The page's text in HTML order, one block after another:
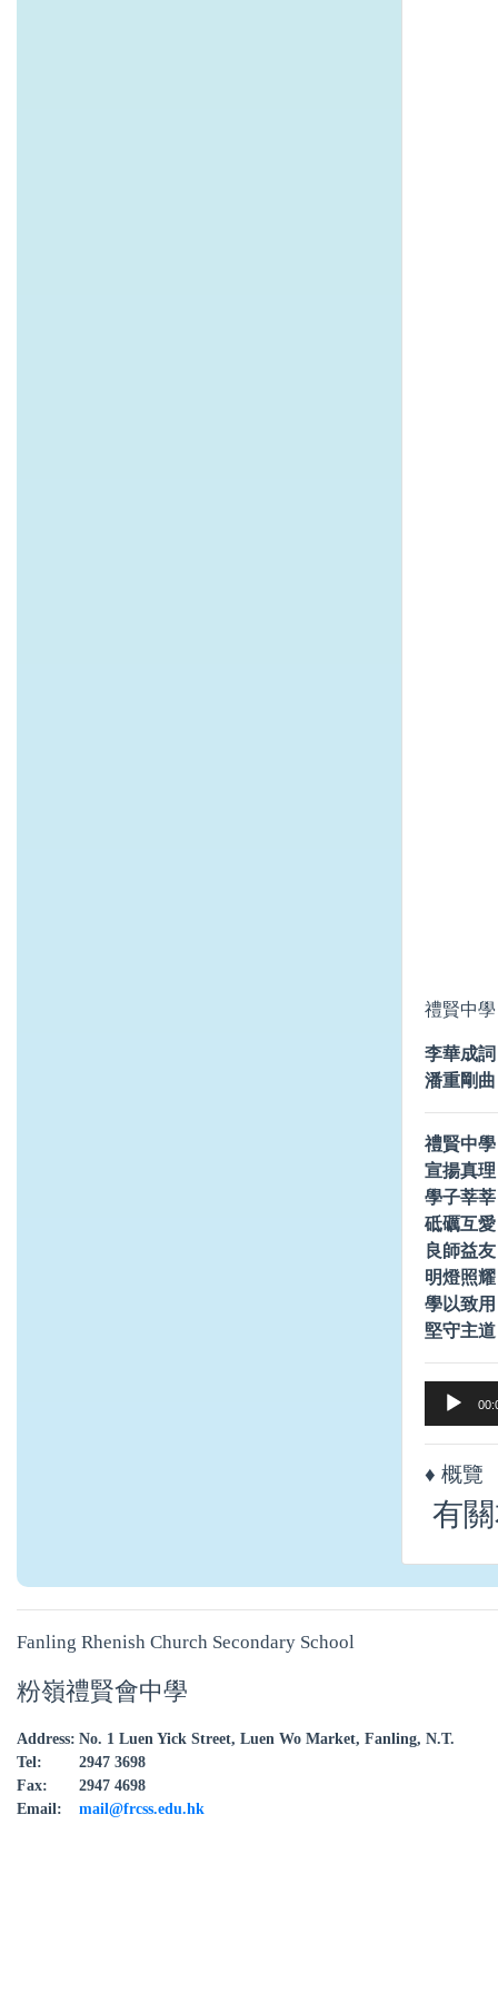
禮賢中
李華成詞
潘重剛曲
禮賢中
宣揚真
學子莘
砥礪互
良師益
明燈照
學以致
堅守主
Audio
♦ 概覽
有
Fanling Rhenish Church Secondary School
粉嶺禮賢會中學
Address: No. 1 Luen Yick Street, Luen Wo Market, Fanling, N.T.
Tel:
2947 3698
Fax:
2947 4698
Email:
mail@frcss.edu.hk